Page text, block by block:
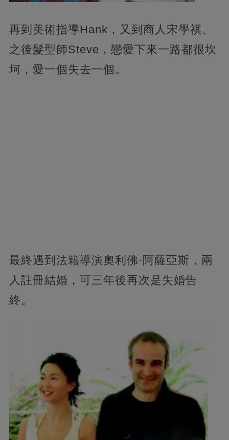
再到美術指導Hank，又到商人宋學祺、
之後髮型師Steve，戀愛下來一路都很坎
坷，愛一個失去一個。
最終遇到法籍導演奧利佛·阿薩亞斯，兩
人註冊結婚，可三年後再次是失婚告
終。